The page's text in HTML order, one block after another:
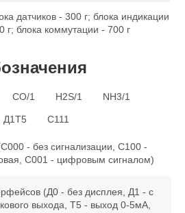
датчиков - 300 г; блока индикации
г; блока коммутации - 700 г
CO/1 H2S/1 NH3/1
Д1Т5 С111
- без сигнализации, С100 -
С001 - цифровым сигналом)
(Д0 - без дисплея, Д1 - с
выхода, Т5 - выход 0-5мА,